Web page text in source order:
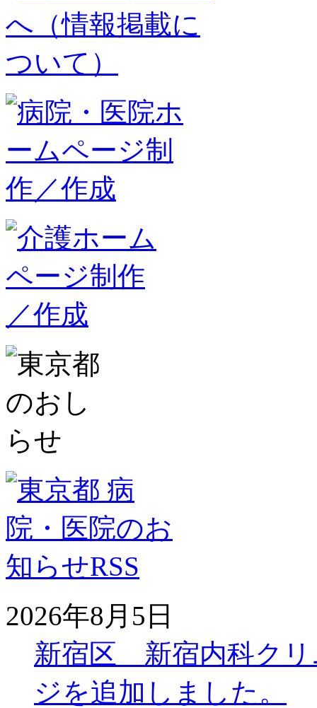
2026年8月5日
新宿区 新宿内科クリ
ジを追加しました。